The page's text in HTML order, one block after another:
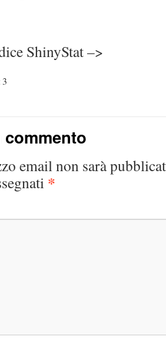
ShinyStat –>
3
email non sarà
*